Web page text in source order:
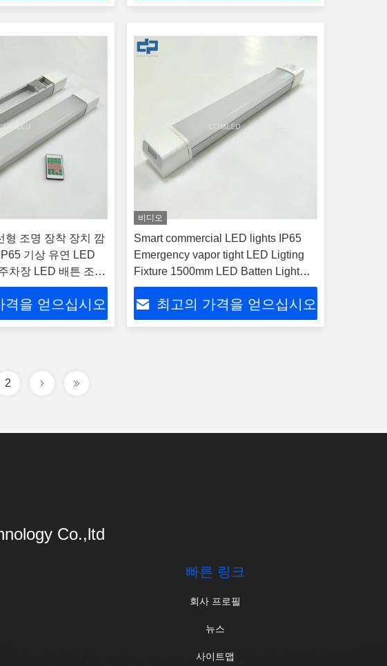
형 조명 장착 장치 깜
기상 유연 LED
차장 LED 배튼 조명
치
격을 얻으십시오
비디오
Smart commercial LED lights IP65
Emergency vapor tight LED Ligting
Fixture 1500mm LED Batten Light
Fitting For Industrial Lighting
최고의 가격을 얻으십시오
2
Co.,ltd
빠른 링크
회사 프로필
뉴스
사이트맵